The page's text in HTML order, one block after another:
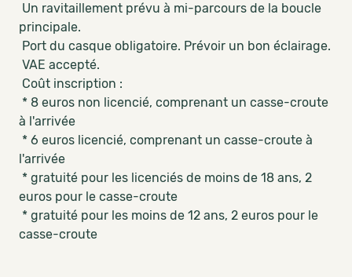
Un ravitaillement prévu à mi-parcours de la boucle
principale.
Port du casque obligatoire. Prévoir un bon éclairage.
VAE accepté.
Coût inscription :
* 8 euros non licencié, comprenant un casse-croute
à l'arrivée
* 6 euros licencié, comprenant un casse-croute à
l'arrivée
* gratuité pour les licenciés de moins de 18 ans, 2
euros pour le casse-croute
* gratuité pour les moins de 12 ans, 2 euros pour le
casse-croute